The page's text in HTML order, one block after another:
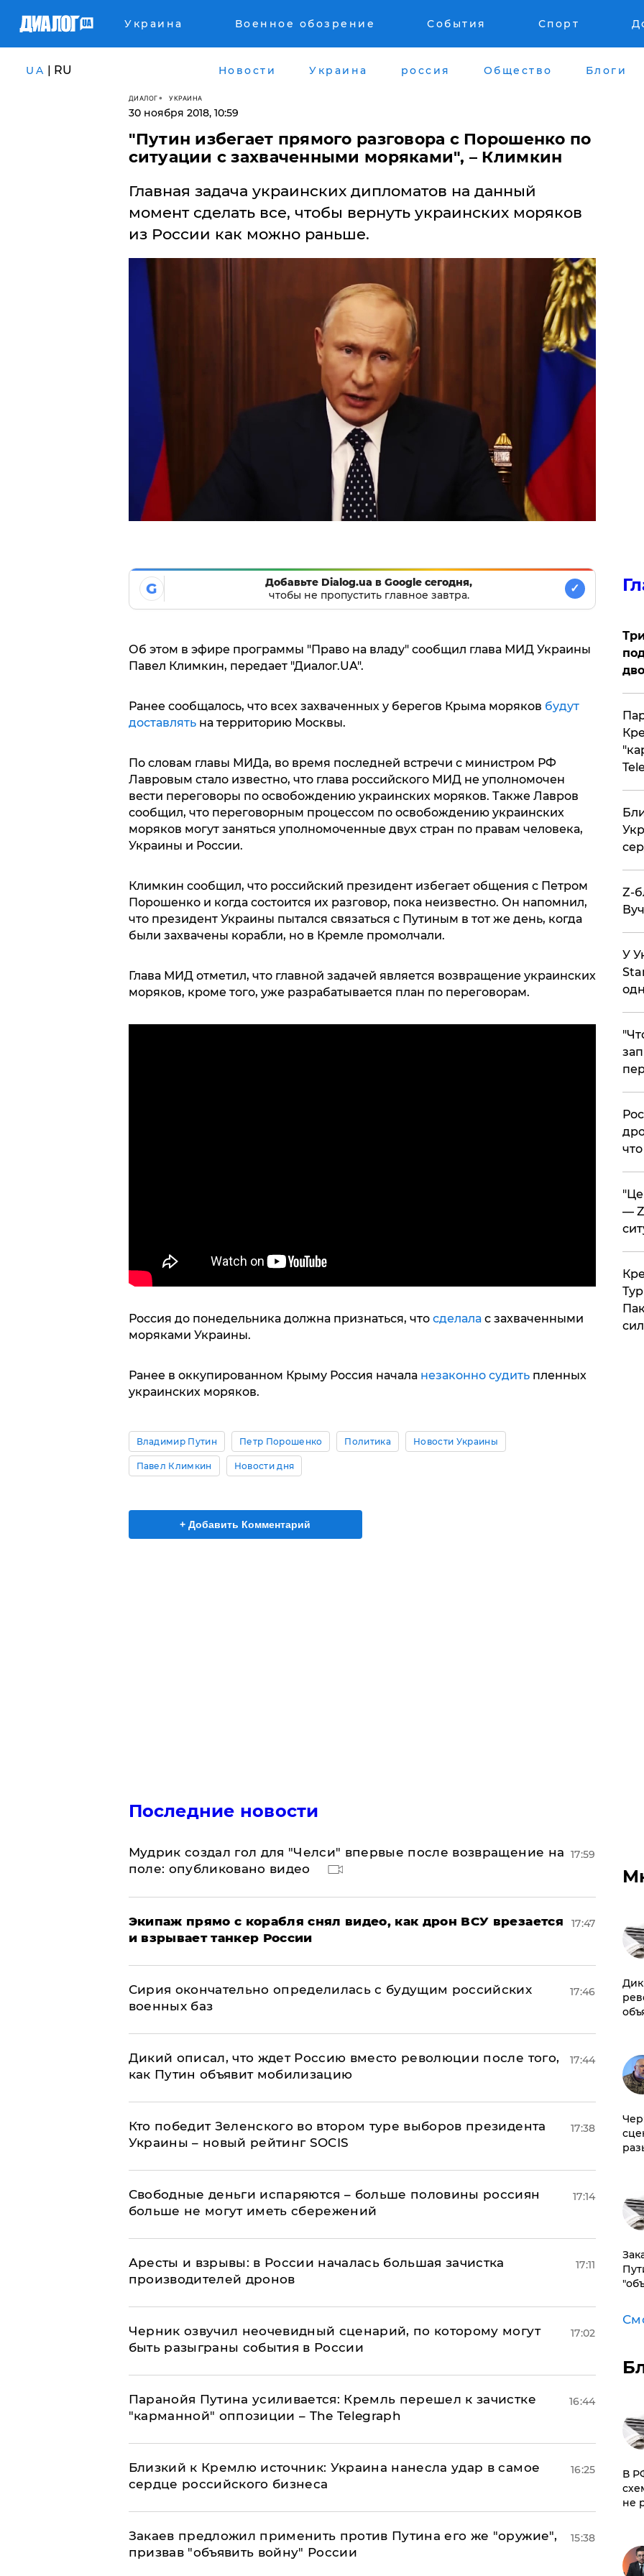
Украина Военное обозрение События Спорт
UA | RU Новости Украина россия Общество Блоги
ДИАЛОГ УКРАИНА
30 ноября 2018, 10:59
"Путин избегает прямого разговора с Порошенко по
ситуации с захваченными моряками", – Климкин
Главная задача украинских дипломатов на данный
момент сделать все, чтобы вернуть украинских моряков
из России как можно раньше.
G
Добавьте Dialog.ua в Google сегодня,
чтобы не пропустить главное завтра.
✓
Об этом в эфире программы "Право на владу" сообщил глава МИД Украины
Павел Климкин, передает "Диалог.UA".
Ранее сообщалось, что всех захваченных у берегов Крыма моряков будут
доставлятьна территорию Москвы.
По словам главы МИДа, во время последней встречи с министром РФ
Лавровым стало известно, что глава российского МИД не уполномочен
вести переговоры по освобождению украинских моряков. Также Лавров
сообщил, что переговорным процессом по освобождению украинских
моряков могут заняться уполномоченные двух стран по правам человека,
Украины и России.
Климкин сообщил, что российский президент избегает общения с Петром
Порошенко и когда состоится их разговор, пока неизвестно. Он напомнил,
что президент Украины пытался связаться с Путиным в тот же день, когда
были захвачены корабли, но в Кремле промолчали.
Глава МИД отметил, что главной задачей является возвращение украинских
моряков, кроме того, уже разрабатывается план по переговорам.
Россия до понедельника должна признаться, что сделалас захваченными
моряками Украины.
Ранее в оккупированном Крыму Россия начала незаконно судитьпленных
украинских моряков.
Владимир Путин Петр Порошенко Политика Новости Украины
Павел Климкин Новости дня
+ Добавить Комментарий
Последние новости
Мудрик создал гол для "Челси" впервые после возвращение на
поле: опубликовано видео
17:59
Экипаж прямо с корабля снял видео, как дрон ВСУ врезается
и взрывает танкер России
17:47
Сирия окончательно определилась с будущим российских
военных баз
17:46
Дикий описал, что ждет Россию вместо революции после того,
как Путин объявит мобилизацию
17:44
Кто победит Зеленского во втором туре выборов президента
Украины – новый рейтинг SOCIS
17:38
Свободные деньги испаряются – больше половины россиян
больше не могут иметь сбережений
17:14
Аресты и взрывы: в России началась большая зачистка
производителей дронов
17:11
Черник озвучил неочевидный сценарий, по которому могут
быть разыграны события в России
17:02
Паранойя Путина усиливается: Кремль перешел к зачистке
"карманной" оппозиции – The Telegraph
16:44
Близкий к Кремлю источник: Украина нанесла удар в самое
сердце российского бизнеса
16:25
Закаев предложил применить против Путина его же "оружие",
призвав "объявить войну" России
15:38
Z-
У
—
​В
не